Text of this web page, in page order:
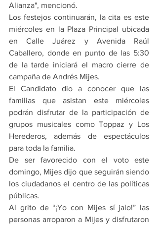
Alianza", mencionó.
Los festejos continuarán, la cita es este
miércoles en la Plaza Principal ubicada
en Calle Juárez y Avenida Raúl
Caballero, donde en punto de las 5:30
de la tarde iniciará el macro cierre de
campaña de Andrés Mijes.
El Candidato dio a conocer que las
familias que asistan este miércoles
podrán disfrutar de la participación de
grupos musicales como Toppaz y Los
Herederos, además de espectáculos
para toda la familia.
De ser favorecido con el voto este
domingo, Mijes dijo que seguirán siendo
los ciudadanos el centro de las políticas
públicas.
Al grito de “¡Yo con Mijes sí jalo!” las
personas arroparon a Mijes y disfrutaron